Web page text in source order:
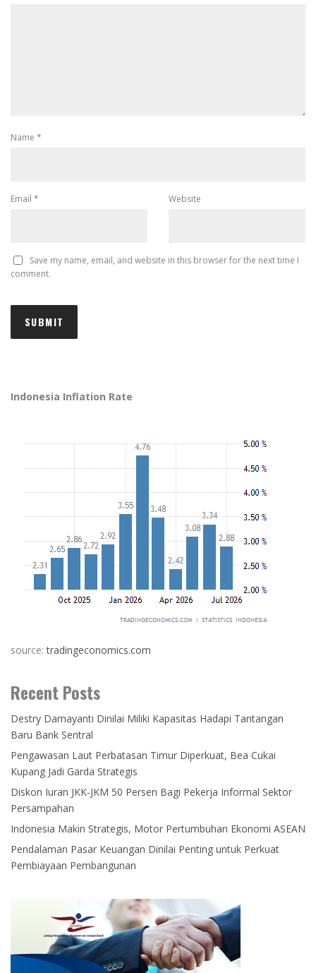
Name *
Email * Website
Save my name, email, and website in this browser for the next time I
comment.
Indonesia Inflation Rate
source:tradingeconomics.com
Recent Posts
Destry Damayanti Dinilai Miliki Kapasitas Hadapi Tantangan
Baru Bank Sentral
Pengawasan Laut Perbatasan Timur Diperkuat, Bea Cukai
Kupang Jadi Garda Strategis
Diskon Iuran JKK-JKM 50 Persen Bagi Pekerja Informal Sektor
Persampahan
Indonesia Makin Strategis, Motor Pertumbuhan Ekonomi ASEAN
Pendalaman Pasar Keuangan Dinilai Penting untuk Perkuat
Pembiayaan Pembangunan